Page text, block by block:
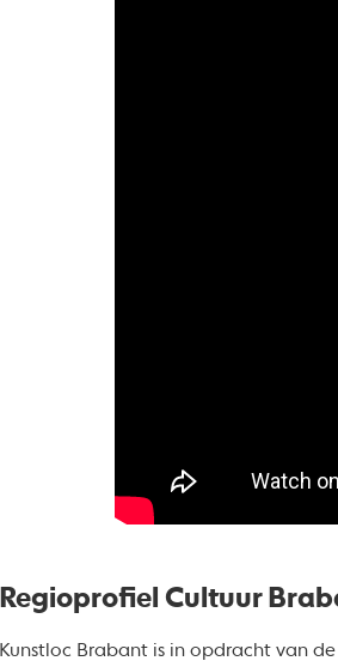
Regioprofiel Cultuur
Kunstloc Brabant is in opdracht van